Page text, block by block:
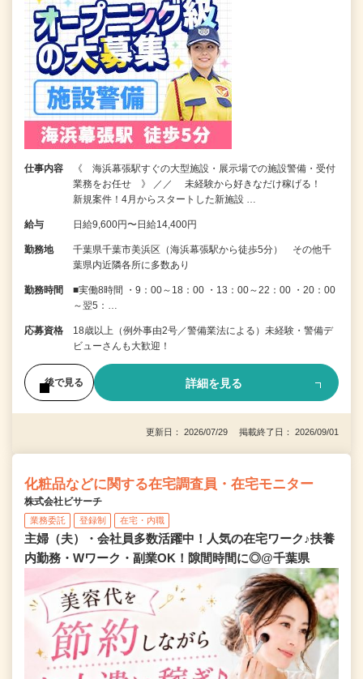
仕事内容
《 海浜幕張駅すぐの大型施設・展示場での施設警備・受付
業務をお任せ 》 ／／ 未経験から好きなだけ稼げる！
新規案件！4月からスタートした新施設 …
給与 日給9,600円〜日給14,400円
勤務地
千葉県千葉市美浜区（海浜幕張駅から徒歩5分） その他千
葉県内近隣各所に多数あり
勤務時間
■実働8時間 ・9：00～18：00 ・13：00～22：00 ・20：00
～翌5：…
応募資格
18歳以上（例外事由2号／警備業法による）未経験・警備デ
ビューさんも大歓迎！
後で見る 詳細を見る
更新日： 2026/07/29 掲載終了日： 2026/09/01
化粧品などに関する在宅調査員・在宅モニター
株式会社ビサーチ
業務委託 登録制 在宅・内職
主婦（夫）・会社員多数活躍中！人気の在宅ワーク♪扶養
内勤務・Wワーク・副業OK！隙間時間に◎@千葉県